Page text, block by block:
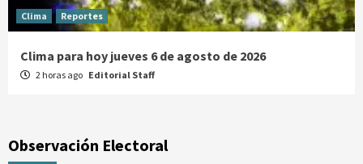
Clima Reportes
Clima para hoy jueves 6 de agosto de 2026
2 horas ago Editorial Staff
Observación Electoral